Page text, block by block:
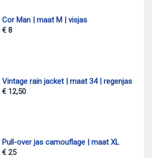
Cor Man | maat M | visjas
€ 8
Vintage rain jacket | maat 34 | regenjas
€ 12,50
Pull-over jas camouflage | maat XL
€ 25